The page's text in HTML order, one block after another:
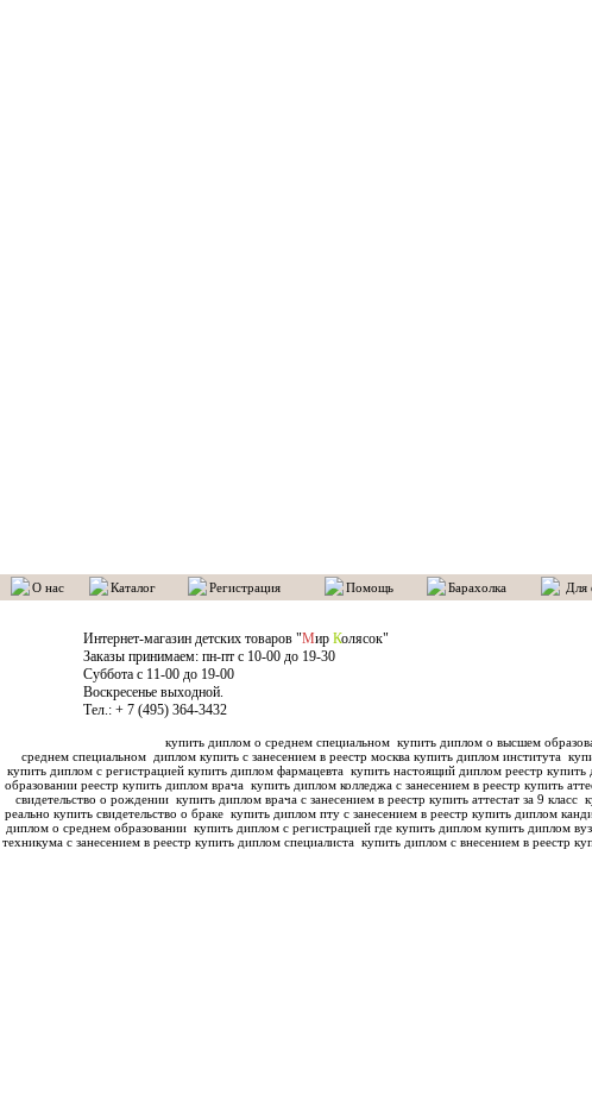
О нас Каталог Регистрация Помощь Барахолка Для
Интернет-магазин детских товаров "Мир Колясок"
Заказы принимаем: пн-пт с 10-00 до 19-30
Суббота с 11-00 до 19-00
Воскресенье выходной.
Тел.: + 7 (495) 364-3432
купить диплом о среднем специальном купить диплом о высшем
среднем специальном диплом купить с занесением в реестр москва купить диплом института
купить диплом с регистрацией купить диплом фармацевта купить настоящий диплом реестр купить
образовании реестр купить диплом врача купить диплом колледжа с занесением в реестр купить
свидетельство о рождении купить диплом врача с занесением в реестр купить аттестат за 9 класс
реально купить свидетельство о браке купить диплом пту с занесением в реестр купить диплом
диплом о среднем образовании купить диплом с регистрацией где купить диплом купить диплом
техникума с занесением в реестр купить диплом специалиста купить диплом с внесением в реестр